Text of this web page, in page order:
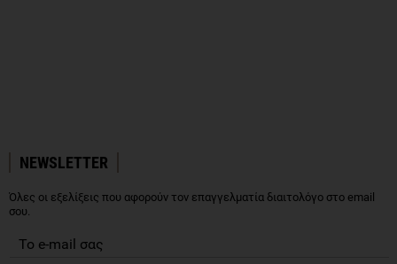
NEWSLETTER
Όλες οι εξελίξεις που αφορούν τον επαγγελματία διαιτολόγο στο email
σου.